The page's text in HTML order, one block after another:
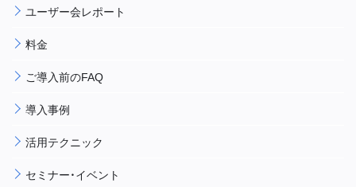
ユーザー会レポート
料金
ご導入前のFAQ
導入事例
活用テクニック
セミナー・イベント